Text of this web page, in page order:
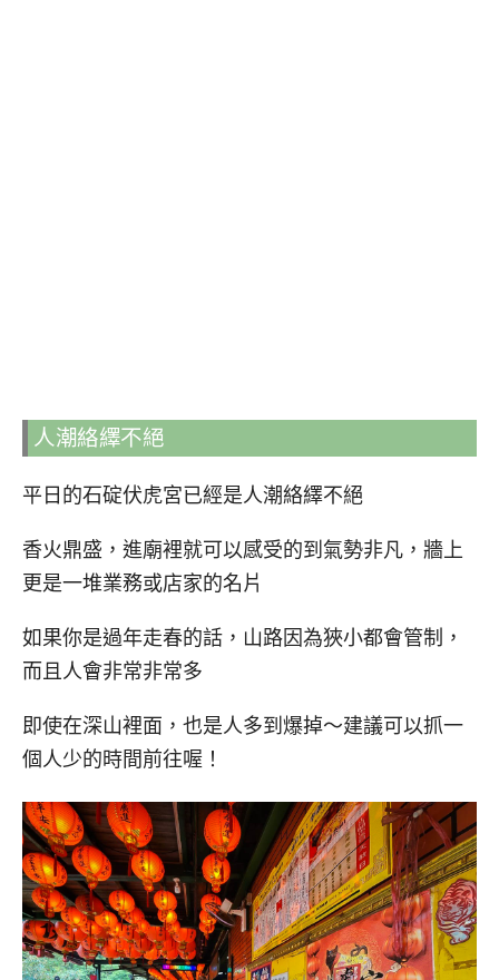
人潮絡繹不絕
平日的石碇伏虎宮已經是人潮絡繹不絕
香火鼎盛，進廟裡就可以感受的到氣勢非凡，牆上
更是一堆業務或店家的名片
如果你是過年走春的話，山路因為狹小都會管制，
而且人會非常非常多
即使在深山裡面，也是人多到爆掉～建議可以抓一
個人少的時間前往喔！